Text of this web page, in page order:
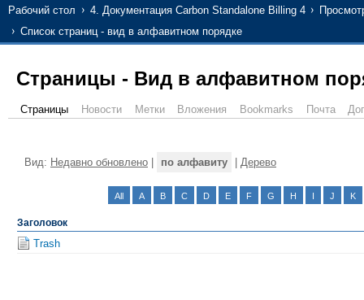
Рабочий стол 4. Документация Carbon Standalone Billing 4
Список страниц - вид в алфавитном порядке
Страницы - Вид в алфавитном
Страницы Новости Метки Вложения Bookmarks Почта
Вид: Недавно обновлено по алфавиту Дерево
All A B C D E F G H I J K
Заголовок
Trash